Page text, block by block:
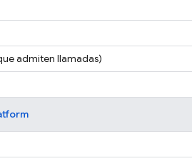
admiten llamadas)